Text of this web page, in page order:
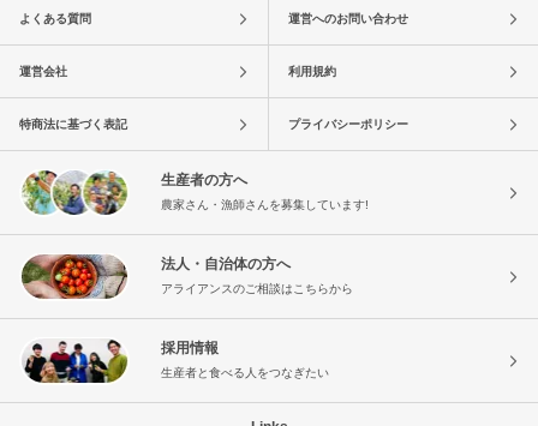
よくある質問 運営へのお問い合わせ
運営会社 利用規約
特商法に基づく表記 プライバシーポリシー
生産者の方へ
農家さん・漁師さんを募集しています!
法人・自治体の方へ
アライアンスのご相談はこちらから
採用情報
生産者と食べる人をつなぎたい